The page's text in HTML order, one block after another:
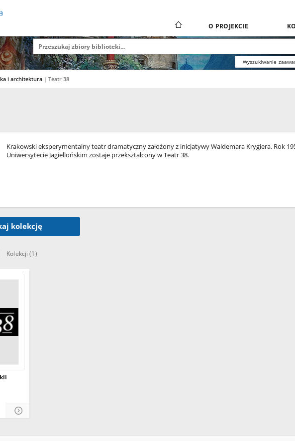
O PROJEKCIE
Wyszukiwanie
i architektura | Teatr 38
Krakowski eksperymentalny teatr dramatyczny założony z inicjatywy Waldemara Krygiera. Rok
Uniwersytecie Jagiellońskim zostaje przekształcony w Teatr 38.
kolekcję
Kolekcji (1)